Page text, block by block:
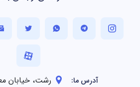
آدرس ما: رشت، خیابان